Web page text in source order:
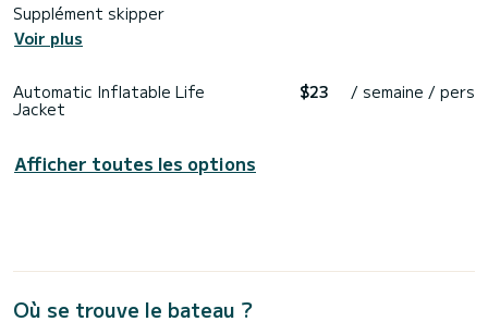
Supplément skipper
Voir plus
Automatic Inflatable Life
Jacket
$23 / semaine / pers
Afficher toutes les options
Où se trouve le bateau ?